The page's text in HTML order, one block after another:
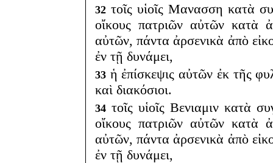
32 τοῖς υἱοῖς Μανασση κατὰ
οἴκους πατριῶν αὐτῶν κατὰ
αὐτῶν, πάντα ἀρσενικὰ ἀπὸ
ἐν τῇ δυνάμει,
33 ἡ ἐπίσκεψις αὐτῶν ἐκ τῆς
καὶ διακόσιοι.
34 τοῖς υἱοῖς Βενιαμιν κατὰ
οἴκους πατριῶν αὐτῶν κατὰ
αὐτῶν, πάντα ἀρσενικὰ ἀπὸ
ἐν τῇ δυνάμει,